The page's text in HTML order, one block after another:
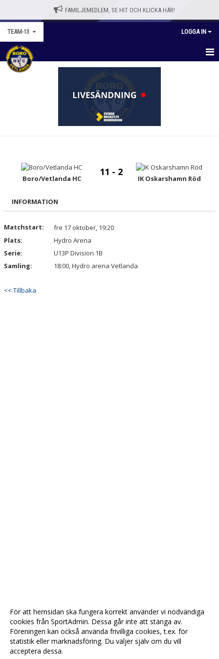
FAMILJEMEDLEM, SE HIT OCH KLICKA HÄR!
TEAM-13 LOGGA IN
TEAM-13
BILDGALLERI
DOKUMENT
Boro/Vetlanda HC
11 - 2
IK Oskarshamn Röd
INFORMATION
Matchstart:
fre 17 oktober, 19:20
Plats:
Hydro Arena
Serie:
U13P Division 1B
Samling:
18:00, Hydro arena Vetlanda
<< Tillbaka
För att hemsidan ska fungera korrekt använder vi nödvändiga
cookies från SportAdmin. Dessa går inte att stänga av.
Föreningen kan också använda frivilliga cookies, t.ex. för
statistik eller marknadsföring. Du väljer själv om du vill
acceptera dessa.